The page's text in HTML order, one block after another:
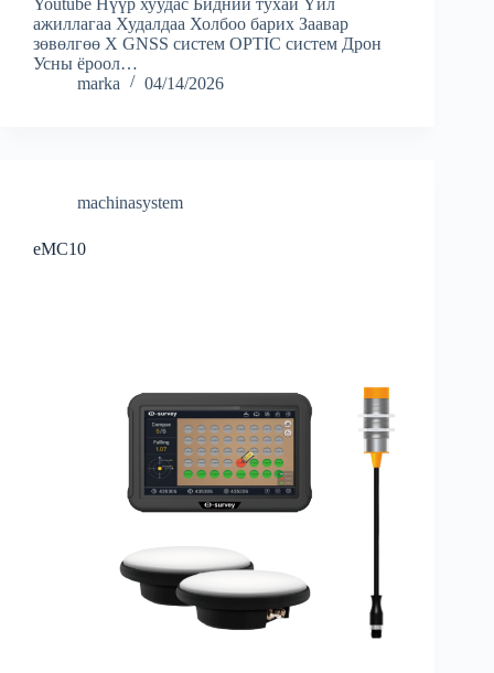
Youtube Нүүр хуудас Бидний тухай Үйл
ажиллагаа Худалдаа Холбоо барих Заавар
зөвөлгөө X GNSS систем OPTIC систем Дрон
Усны ёроол…
marka
04/14/2026
machinasystem
eMC10